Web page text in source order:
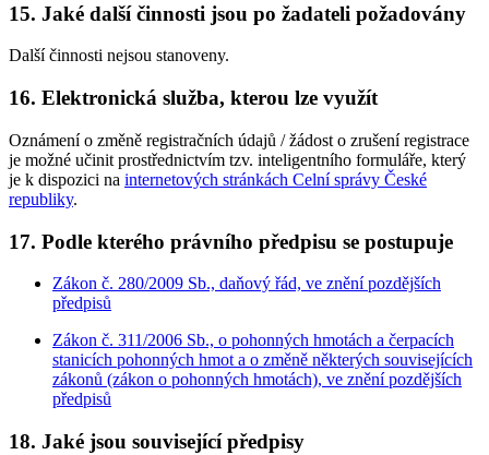
15. Jaké další činnosti jsou po žadateli požadovány
Další činnosti nejsou stanoveny.
16. Elektronická služba, kterou lze využít
Oznámení o změně registračních údajů / žádost o zrušení registrace
je možné učinit prostřednictvím tzv. inteligentního formuláře, který
je k dispozici na internetových stránkách Celní správy České
republiky.
17. Podle kterého právního předpisu se postupuje
Zákon č. 280/2009 Sb., daňový řád, ve znění pozdějších
předpisů
Zákon č. 311/2006 Sb., o pohonných hmotách a čerpacích
stanicích pohonných hmot a o změně některých souvisejících
zákonů (zákon o pohonných hmotách), ve znění pozdějších
předpisů
18. Jaké jsou související předpisy